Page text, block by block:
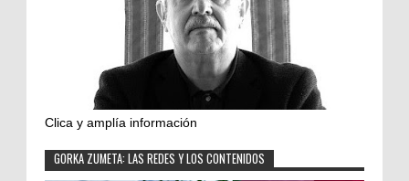
Clica y amplía información
GORKA ZUMETA: LAS REDES Y LOS CONTENIDOS